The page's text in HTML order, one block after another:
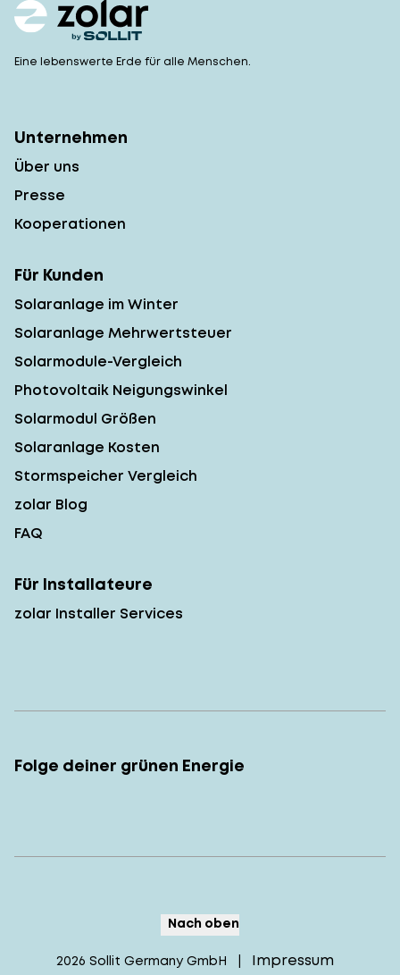
Eine lebenswerte Erde für alle Menschen.
Unternehmen
Über uns
Presse
Kooperationen
Für Kunden
Solaranlage im Winter
Solaranlage Mehrwertsteuer
Solarmodule-Vergleich
Photovoltaik Neigungswinkel
Solarmodul Größen
Solaranlage Kosten
Stormspeicher Vergleich
zolar Blog
FAQ
Für Installateure
zolar Installer Services
Folge deiner grünen Energie
Nach oben
2026 Sollit Germany GmbH | Impressum